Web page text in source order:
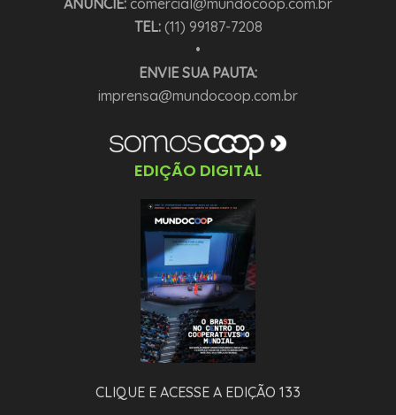
ANUNCIE: comercial@mundocoop.com.br
TEL:(11) 99187-7208
•
ENVIE SUA PAUTA:
imprensa@mundocoop.com.br
EDIÇÃO DIGITAL
CLIQUE E ACESSE A EDIÇÃO 133